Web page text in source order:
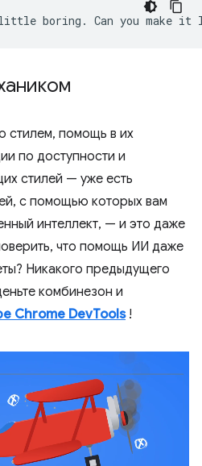
стилем, помощь в их
по доступности и
стилей — уже есть
с помощью которых вам
интеллект, — и это даже
что помощь ИИ даже
Никакого предыдущего
комбинезон и
Chrome DevTools!